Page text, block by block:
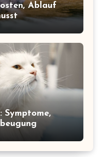
Ablauf
Symptome,